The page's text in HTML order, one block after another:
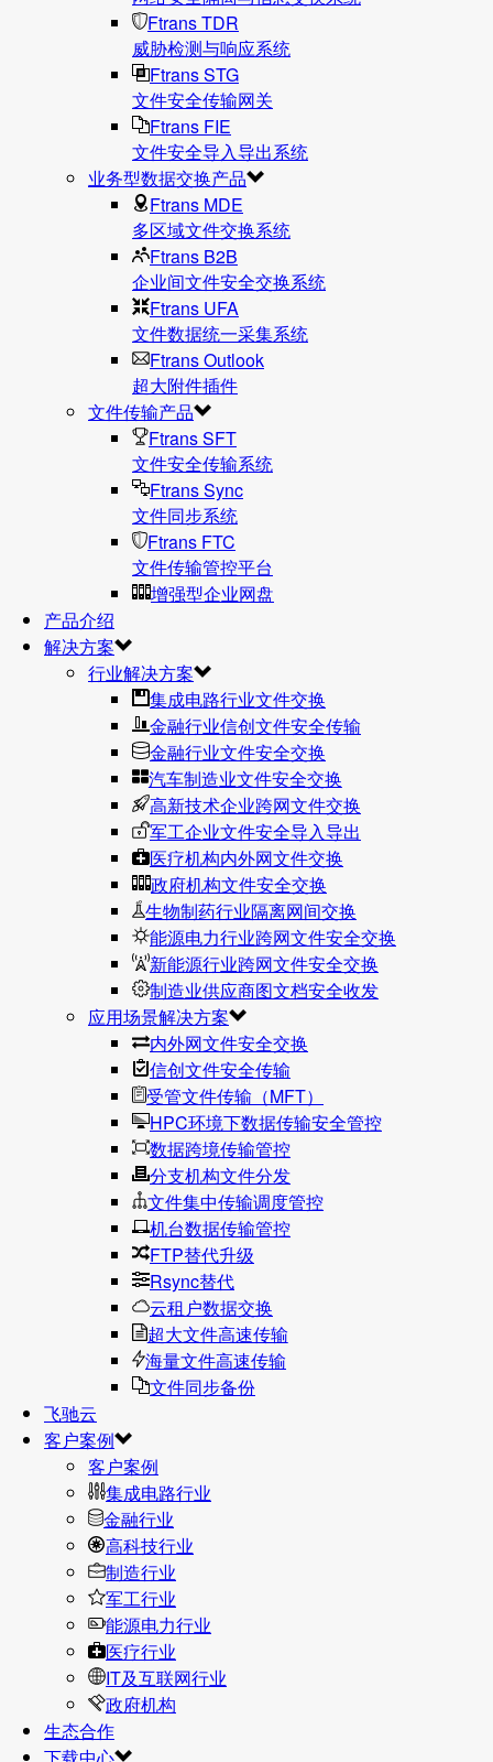
Ftrans TDR
威胁检测与响应系统
Ftrans STG
文件安全传输网关
Ftrans FIE
文件安全导入导出系统
业务型数据交换产品
Ftrans MDE
多区域文件交换系统
Ftrans B2B
企业间文件安全交换系统
Ftrans UFA
文件数据统⼀采集系统
Ftrans Outlook
超大附件插件
文件传输产品
Ftrans SFT
文件安全传输系统
Ftrans Sync
文件同步系统
Ftrans FTC
文件传输管控平台
增强型企业网盘
产品介绍
解决方案
行业解决方案
集成电路行业文件交换
金融行业信创文件安全传输
金融行业文件安全交换
汽车制造业文件安全交换
高新技术企业跨网文件交换
军工企业文件安全导入导出
医疗机构内外网文件交换
政府机构文件安全交换
生物制药行业隔离网间交换
能源电力行业跨网文件安全交换
新能源行业跨网文件安全交换
制造业供应商图文档安全收发
应用场景解决方案
内外网文件安全交换
信创文件安全传输
受管文件传输（MFT）
HPC环境下数据传输安全管控
数据跨境传输管控
分支机构文件分发
文件集中传输调度管控
机台数据传输管控
FTP替代升级
Rsync替代
云租户数据交换
超大文件高速传输
海量文件高速传输
文件同步备份
飞驰云
客户案例
客户案例
集成电路行业
金融行业
高科技行业
制造行业
军工行业
能源电力行业
医疗行业
IT及互联网行业
政府机构
生态合作